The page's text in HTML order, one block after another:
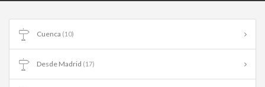
Cuenca (10)
Desde Madrid (17)